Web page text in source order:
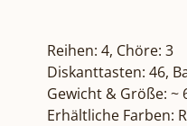
Reihen: 4, Chöre: 3
Diskanttasten: 46,
Gewicht & Größe: ~
Erhältliche Farben: